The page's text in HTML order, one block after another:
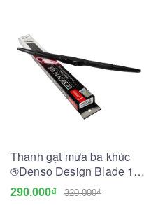
Thanh gạt mưa ba khúc
®Denso Design Blade 16"
(DDS16)
290.000₫ 320.000₫